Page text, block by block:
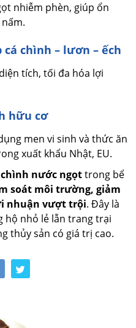
nhiễm phèn, giúp ổn
chình – lươn – ếch
tích, tối đa hóa lợi
hữu cơ
men vi sinh và thức ăn
xuất khẩu Nhật, EU.
nước ngọttrong bể
soát môi trường, giảm
nhuận vượt trội. Đây là
hộ nhỏ lẻ lẫn trang trại
thủy sản có giá trị cao.